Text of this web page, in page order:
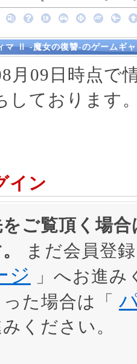
マ Ⅱ -魔女の復讐-のゲームギ
月09日時点で
しております
イン
ご覧頂く場
まだ会員登
ジ
」へお進
た場合は「
ください。